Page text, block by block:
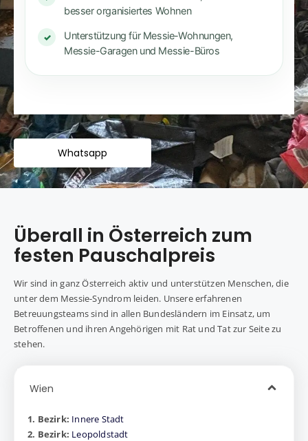
besser organisiertes Wohnen
✓
Unterstützung für Messie-Wohnungen,
Messie-Garagen und Messie-Büros
Whatsapp
Überall in Österreich zum
festen Pauschalpreis
Wir sind in ganz Österreich aktiv und unterstützen Menschen, die
unter dem Messie-Syndrom leiden. Unsere erfahrenen
Betreuungsteams sind in allen Bundesländern im Einsatz, um
Betroffenen und ihren Angehörigen mit Rat und Tat zur Seite zu
stehen.
Wien
1. Bezirk: Innere Stadt
2. Bezirk: Leopoldstadt